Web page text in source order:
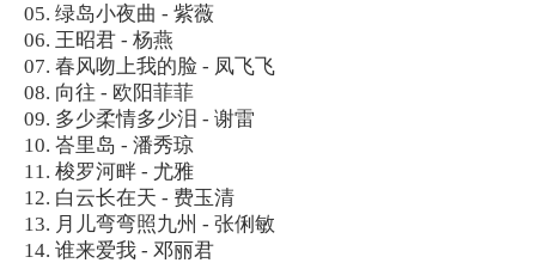
05. 绿岛小夜曲 - 紫薇
06. 王昭君 - 杨燕
07. 春风吻上我的脸 - 凤飞飞
08. 向往 - 欧阳菲菲
09. 多少柔情多少泪 - 谢雷
10. 峇里岛 - 潘秀琼
11. 梭罗河畔 - 尤雅
12. 白云长在天 - 费玉清
13. 月儿弯弯照九州 - 张俐敏
14. 谁来爱我 - 邓丽君